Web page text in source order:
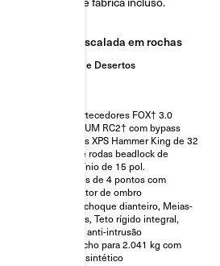
Escalada em rochas
Dunas e Desertos
Amortecedores FOX† 3.0
PODIUM RC2† com bypass
Pneus XPS Hammer King de 32
pol. e rodas beadlock de
alumínio de 15 pol.
Cintos de 4 pontos com
protetor de ombro
Para-choque dianteiro, Meias-
portas, Teto rígido integral,
Barra anti-intrusão
Guincho para 2.041 kg com
cabo sintético